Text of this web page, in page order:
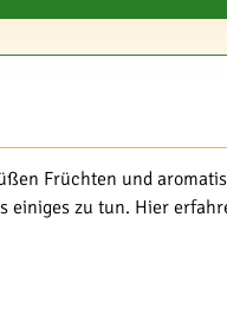
Früchten und
zu tun. Hier